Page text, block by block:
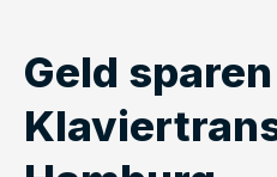
Geld